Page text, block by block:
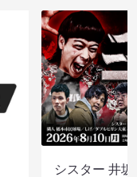
シスター 井